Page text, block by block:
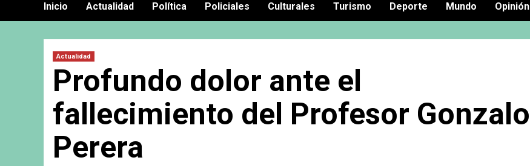
Inicio Actualidad Política Policiales Culturales Turismo Deporte Mundo Opinión
Actualidad
Profundo dolor ante el
fallecimiento del Profesor Gonzalo
Perera